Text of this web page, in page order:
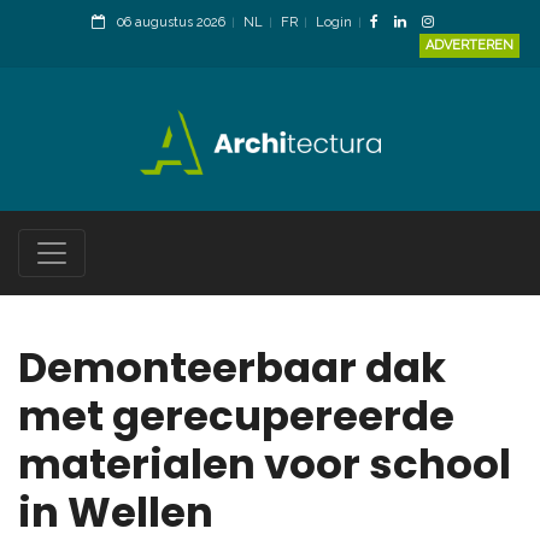
06 augustus 2026 NL FR
Login
ADVERTEREN
Demonteerbaar dak
met gerecupereerde
materialen voor school
in Wellen